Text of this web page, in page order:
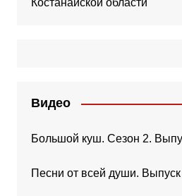
Костанайской области
Видео
Большой куш. Сезон 2.
Песни от всей души.